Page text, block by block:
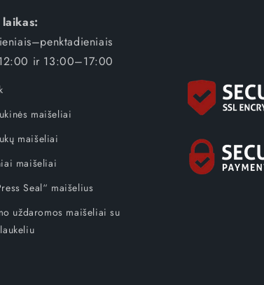
ir 13:00–17:00
maišeliai
maišeliai
maišeliai
Seal“ maišelius
uždaromos maišeliai su